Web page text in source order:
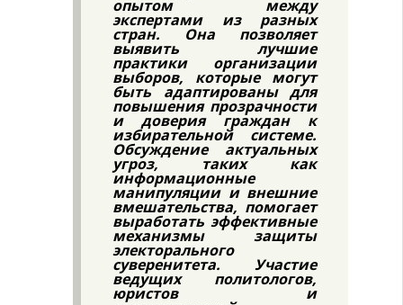
опытом между
экспертами из разных
стран. Она позволяет
выявить лучшие
практики организации
выборов, которые могут
быть адаптированы для
повышения прозрачности
и доверия граждан к
избирательной системе.
Обсуждение актуальных
угроз, таких как
информационные
манипуляции и внешние
вмешательства, помогает
выработать эффективные
механизмы защиты
электорального
суверенитета. Участие
ведущих политологов,
юристов и